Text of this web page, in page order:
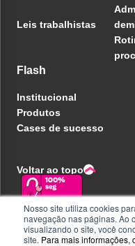
Nosso site utiliza cookies
navegação nas páginas. Ao
visualizando o site, você
site. Para mais informações,
Leis trabalhistas
Flash
Institucional
Produtos
Cases de sucesso
Voltar ao topo
Política de privacidade
Central de ajuda